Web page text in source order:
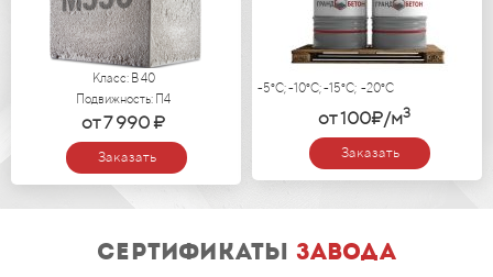
Класс: В 40
Подвижность: П4
от 7 990 ₽
Заказать
-5°C; -10°C; -15°C; -20°C
от 100₽/м3
Заказать
сертификаты завода